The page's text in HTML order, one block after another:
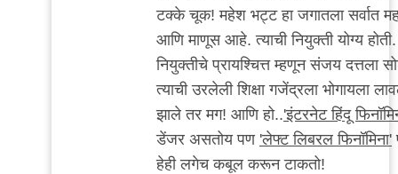
चिंतातुर
जंतू
टक्के चूक! महेश भट्ट हा जगातला सर्वात
आणि माणूस आहे. त्याची नियुक्ती योग्य
नियुक्तीचे प्रायश्चित्त म्हणून संजय दत्तला
त्याची उरलेली शिक्षा गजेंद्रला भोगायला
झाले तर मग! आणि हो..'इंटरनेट हिंदू
डेंजर असतोय पण 'लेफ्ट लिबरल फिनॉमिना'
हेही लगेच कबूल करून टाकतो!